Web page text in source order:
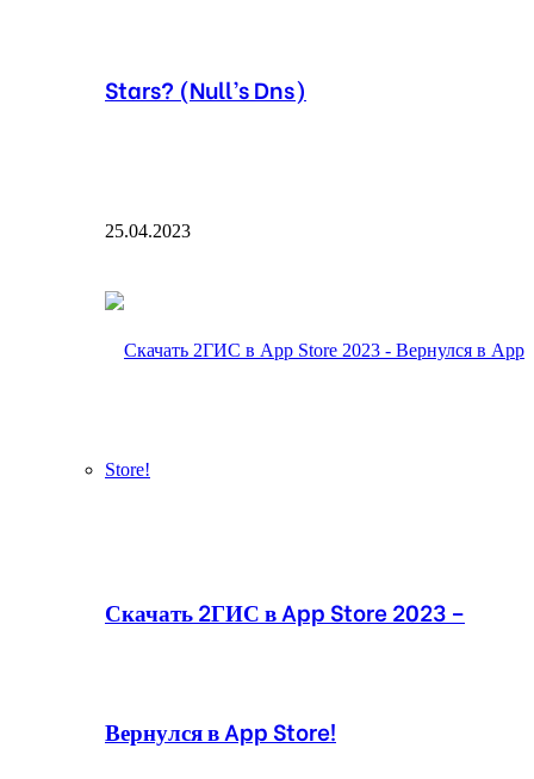
Stars? (Null’s Dns)
25.04.2023
Скачать 2ГИС в App Store 2023 –
Вернулся в App Store!